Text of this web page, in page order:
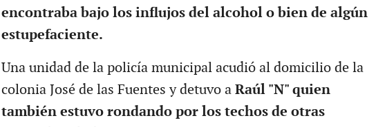
encontraba bajo los influjos del alcohol o bien de algún
estupefaciente.
Una unidad de la policía municipal acudió al domicilio de la
colonia José de las Fuentes y detuvo a Raúl "N" quien
también estuvo rondando por los techos de otras